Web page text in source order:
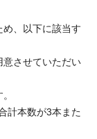
、以下に該当す
意させていただい
計本数が3本また